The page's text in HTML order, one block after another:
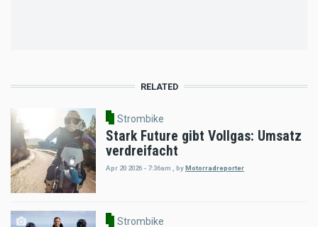
RELATED
Strombike
Stark Future gibt Vollgas: Umsatz
verdreifacht
Apr 20 2026 - 7:36am byMotorradreporter
Strombike